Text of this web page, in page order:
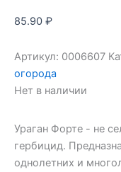
85.90 ₽
Артикул: 0006607
огорода
Нет в наличии
Ураган Форте - не
гербицид.
однолетних и